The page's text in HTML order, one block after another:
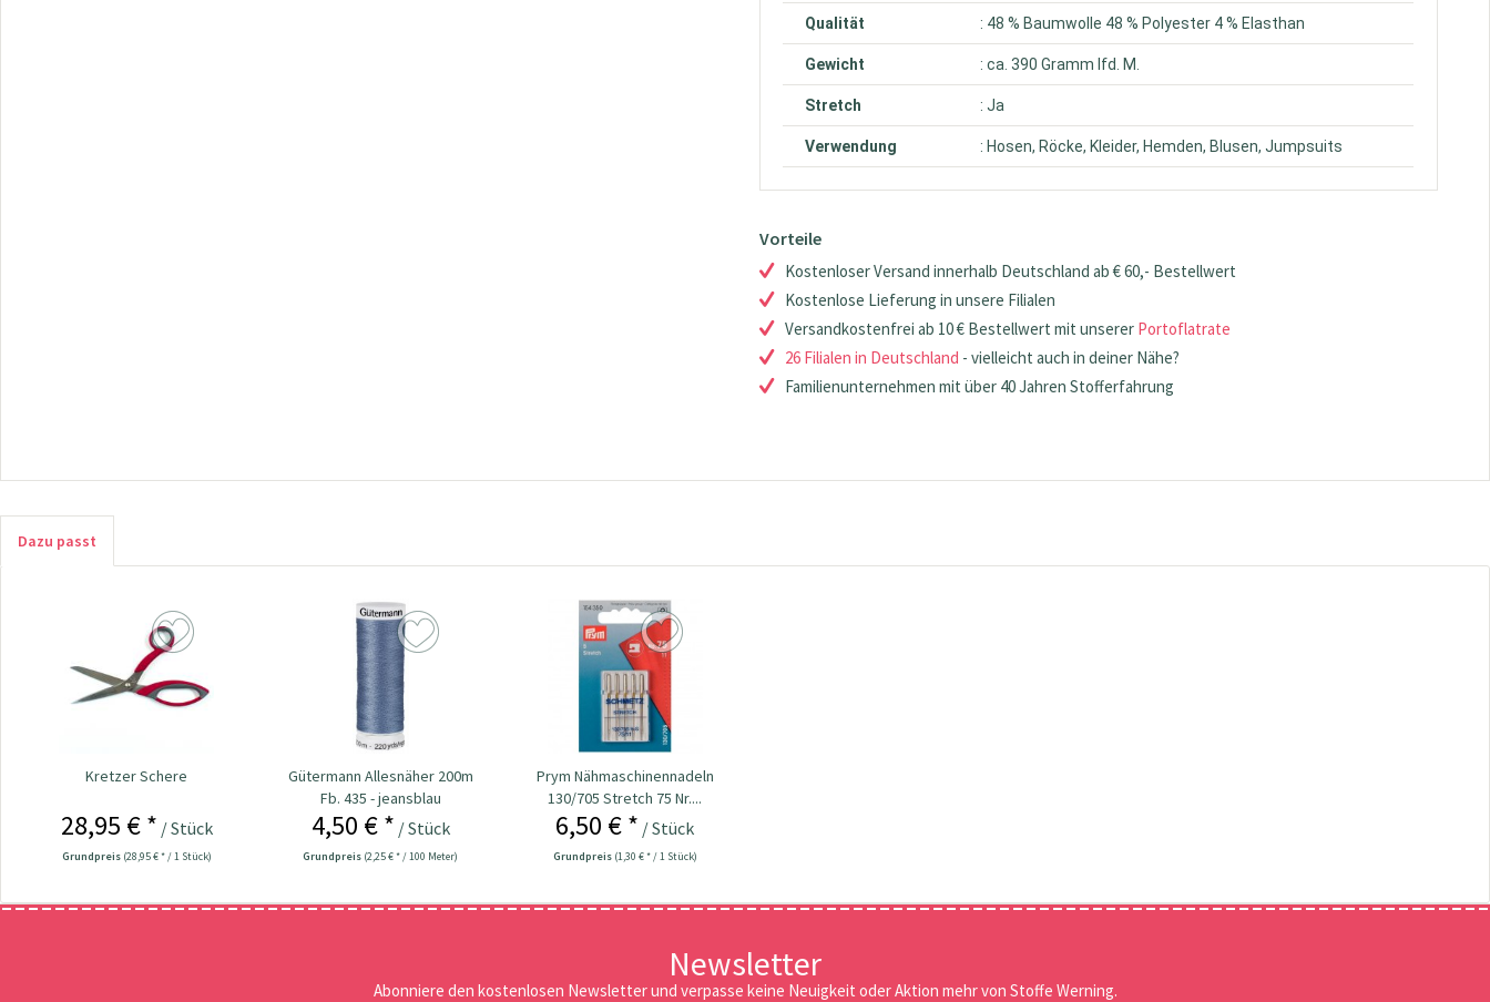
Qualität : 48 % Baumwolle 48 % Polyester 4 % Elasthan
Gewicht : ca. 390 Gramm lfd. M.
Stretch : Ja
Verwendung : Hosen, Röcke, Kleider, Hemden, Blusen, Jumpsuits
Vorteile
Kostenloser Versand innerhalb Deutschland ab € 60,- Bestellwert
Kostenlose Lieferung in unsere Filialen
Versandkostenfrei ab 10 € Bestellwert mit unserer Portoflatrate
26 Filialen in Deutschland - vielleicht auch in deiner Nähe?
Familienunternehmen mit über 40 Jahren Stofferfahrung
Dazu passt
Kretzer Schere
28,95 € * / Stück
Grundpreis (28,95 € * / 1 Stück)
Gütermann Allesnäher 200m
Fb. 435 - jeansblau
4,50 € * / Stück
Grundpreis (2,25 € * / 100 Meter)
Prym Nähmaschinennadeln
130/705 Stretch 75 Nr....
6,50 € * / Stück
Grundpreis (1,30 € * / 1 Stück)
Newsletter
Abonniere den kostenlosen Newsletter und verpasse keine Neuigkeit oder Aktion mehr von Stoffe Werning.